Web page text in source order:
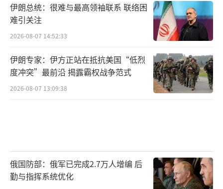
伊朗总统：很难与最高领袖联系 联络困
难引关注
2026-08-07 14:52:33
伊朗专家：伊方正站在抵抗美国“低烈
度冲突”最前沿 揭露霸权战争范式
2026-08-07 13:09:38
俄国防部：俄军已完成2.7万人增编 后
勤与指挥系统优化